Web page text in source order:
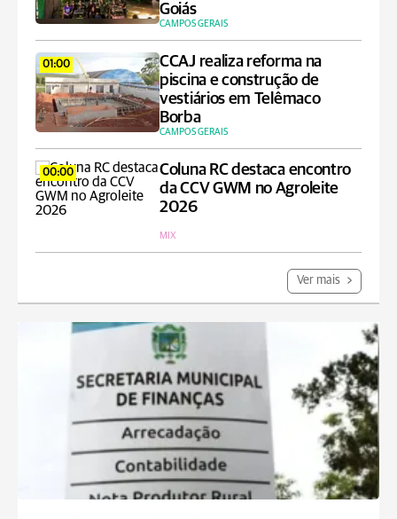
Goiás
CAMPOS GERAIS
01:00
CCAJ realiza reforma na
piscina e construção de
vestiários em Telêmaco
Borba
CAMPOS GERAIS
00:00
Coluna RC destaca encontro
da CCV GWM no Agroleite
2026
MIX
Ver mais